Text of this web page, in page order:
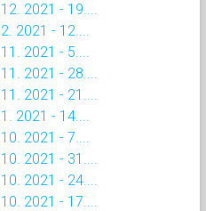
2021 - 19....
2021 - 12....
2021 - 5....
2021 - 28....
2021 - 21....
2021 - 14....
2021 - 7....
2021 - 31....
2021 - 24....
2021 - 17....